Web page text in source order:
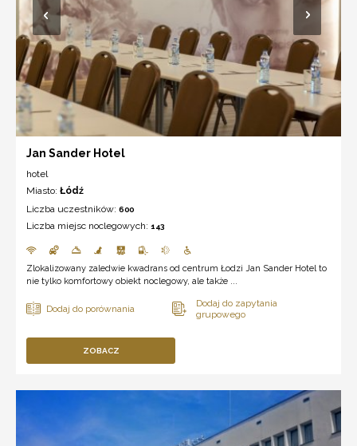
Jan Sander Hotel
hotel
Miasto: Łódź
Liczba uczestników: 600
Liczba miejsc noclegowych: 143
Zlokalizowany zaledwie kwadrans od centrum Łodzi Jan Sander Hotel to
nie tylko komfortowy obiekt noclegowy, ale także ...
ZOBACZ